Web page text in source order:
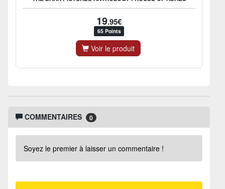
19.95€
65 Points
Voir le produit
COMMENTAIRES 0
Soyez le premier à laisser un commentaire !